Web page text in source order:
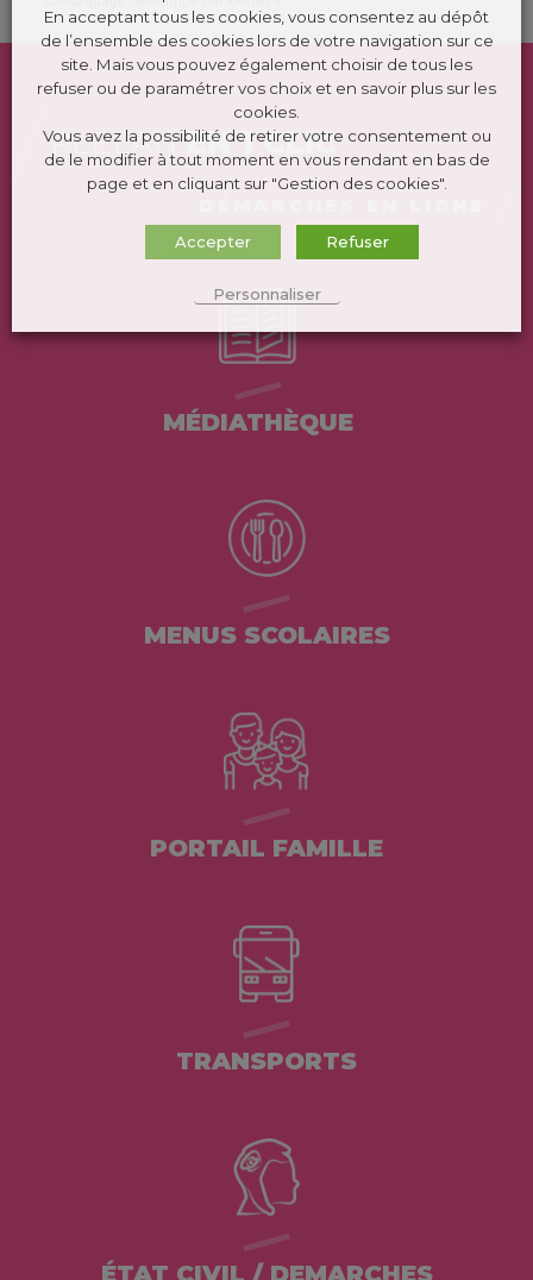
PLÉLANEN 1 CLIC
MÉDIATHÈQUE
MENUS SCOLAIRES
PORTAIL FAMILLE
TRANSPORTS
ÉTAT CIVIL / DEMARCHES
En acceptant tous les cookies, vous consentez au dépôt
de l’ensemble des cookies lors de votre navigation sur ce
site. Mais vous pouvez également choisir de tous les
refuser ou de paramétrer vos choix et en savoir plus sur les
cookies.
Vous avez la possibilité de retirer votre consentement ou
de le modifier à tout moment en vous rendant en bas de
page et en cliquant sur "Gestion des cookies".
Accepter Refuser
Personnaliser